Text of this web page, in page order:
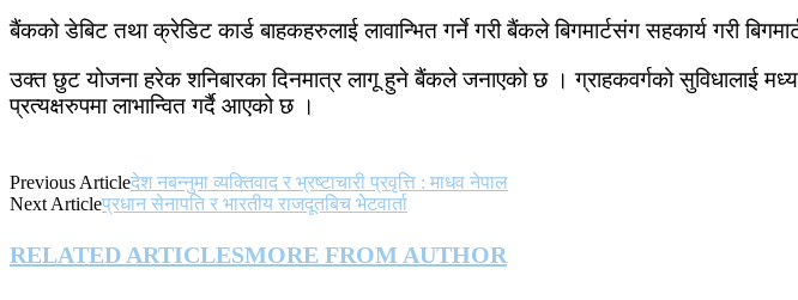
बैंकको डेबिट तथा क्रेडिट कार्ड बाहकहरुलाई लावान्भित गर्ने गरी बैंकले बिगमार्टसंग सहकार्य गरी
उक्त छुट योजना हरेक शनिबारका दिनमात्र लागू हुने बैंकले जनाएको छ । ग्राहकवर्गको सुविधालाई
प्रत्यक्षरुपमा लाभान्वित गर्दै आएको छ ।
Previous Articleदेश नबन्नुमा व्यक्तिवाद र भ्रष्टाचारी प्रवृत्ति : माधव नेपाल
Next Articleप्रधान सेनापति र भारतीय राजदूतबिच भेटवार्ता
RELATED ARTICLESMORE FROM AUTHOR